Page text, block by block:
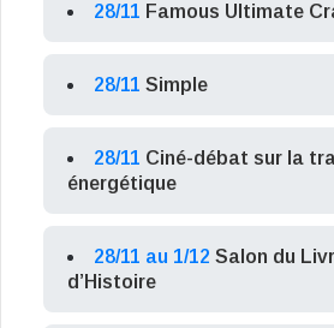
28/11 Famous Ultimate
28/11 Simple
28/11 Ciné-débat sur la
énergétique
28/11 au 1/12 Salon du
d’Histoire